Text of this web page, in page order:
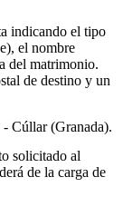
indicando el tipo
el nombre
del matrimonio.
de destino y un
- Cúllar(Granada).
solicitado al
de la carga de